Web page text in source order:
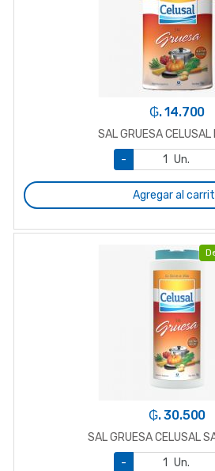
₲. 14.700
SAL GRUESA CELUSAL
-
Un.
Agregar al
₲. 30.500
SAL GRUESA CELUSAL
-
Un.